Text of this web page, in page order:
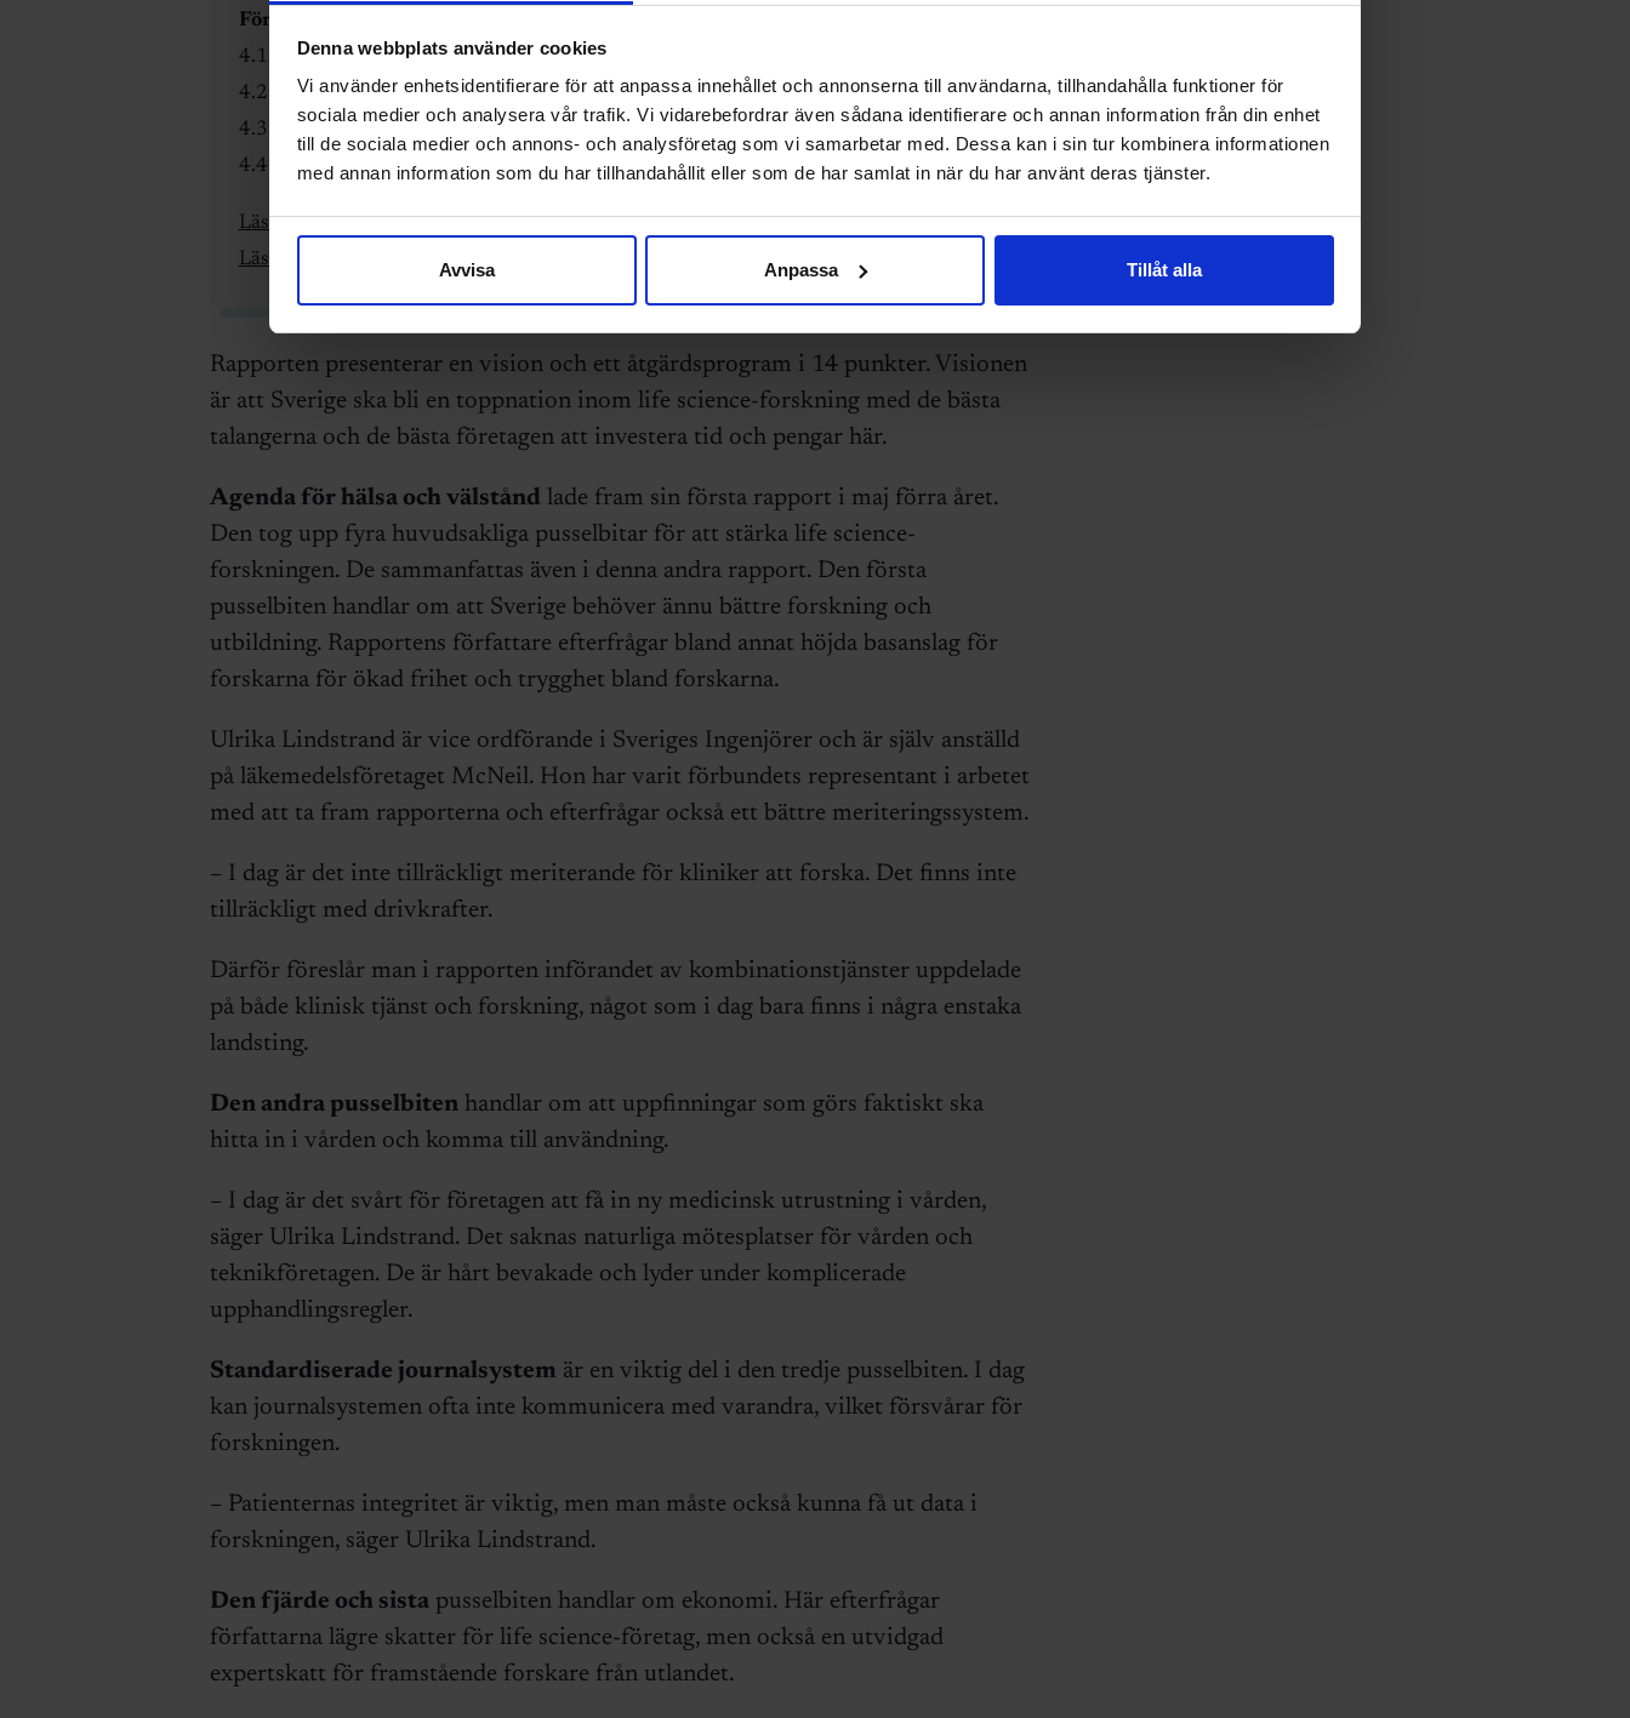
Denna webbplats använder cookies
Vi använder enhetsidentifierare för att anpassa innehållet och annonserna till användarna, tillhandahålla funktioner för
sociala medier och analysera vår trafik. Vi vidarebefordrar även sådana identifierare och annan information från din enhet
till de sociala medier och annons- och analysföretag som vi samarbetar med. Dessa kan i sin tur kombinera informationen
med annan information som du har tillhandahållit eller som de har samlat in när du har använt deras tjänster.
Avvisa Anpassa Tillåt alla
För att locka företag att bedriva forskning, utveckling och produktion i Sverige
4.1. Stimulera forskning och utveckling i företag – skatter
4.2. Skapa specialiserade forsknings- och behandlingscentra
4.3. Säkerställ tillgång till kapital för små växande företag
4.4. Stärk innovations-upphandlingen
Läs mer om rapporten här
Läs mer om Agenda för hälsa och välstånd här
Rapporten presenterar en vision och ett åtgärdsprogram i 14 punkter. Visionen
är att Sverige ska bli en toppnation inom life science-forskning med de bästa
talangerna och de bästa företagen att investera tid och pengar här.
Agenda för hälsa och välstånd lade fram sin första rapport i maj förra året.
Den tog upp fyra huvudsakliga pusselbitar för att stärka life science-
forskningen. De sammanfattas även i denna andra rapport. Den första
pusselbiten handlar om att Sverige behöver ännu bättre forskning och
utbildning. Rapportens författare efterfrågar bland annat höjda basanslag för
forskarna för ökad frihet och trygghet bland forskarna.
Ulrika Lindstrand är vice ordförande i Sveriges Ingenjörer och är själv anställd
på läkemedelsföretaget McNeil. Hon har varit förbundets representant i arbetet
med att ta fram rapporterna och efterfrågar också ett bättre meriteringssystem.
– I dag är det inte tillräckligt meriterande för kliniker att forska. Det finns inte
tillräckligt med drivkrafter.
Därför föreslår man i rapporten införandet av kombinationstjänster uppdelade
på både klinisk tjänst och forskning, något som i dag bara finns i några enstaka
landsting.
Den andra pusselbitenhandlar om att uppfinningar som görs faktiskt ska
hitta in i vården och komma till användning.
– I dag är det svårt för företagen att få in ny medicinsk utrustning i vården,
säger Ulrika Lindstrand. Det saknas naturliga mötesplatser för vården och
teknikföretagen. De är hårt bevakade och lyder under komplicerade
upphandlingsregler.
Standardiserade journalsystem är en viktig del i den tredje pusselbiten. I dag
kan journalsystemen ofta inte kommunicera med varandra, vilket försvårar för
forskningen.
– Patienternas integritet är viktig, men man måste också kunna få ut data i
forskningen, säger Ulrika Lindstrand.
Den fjärde och sistapusselbiten handlar om ekonomi. Här efterfrågar
författarna lägre skatter för life science-företag, men också en utvidgad
expertskatt för framstående forskare från utlandet.